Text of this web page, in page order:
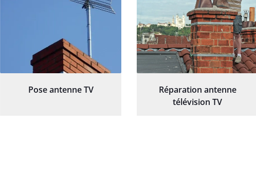
Pose antenne TV
Réparation antenne
télévision TV